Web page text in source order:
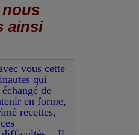
ainsi
vous cette
qui
de
en forme,
recettes,